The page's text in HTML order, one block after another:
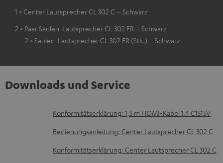
1 × Center Lautsprecher CL 302 C – Schwarz
2 × Paar Säulen-Lautsprecher CL 302 FR – Schwarz
2 × Säulen-Lautsprecher CL 302 FR (Stk.) – Schwarz
Downloads und Service
D
o
Konformitätserklärung: 1,5 m HDMI-Kabel 1.4 C1515V
Bedienungsanleitung: Center Lautsprecher CL 302 C
Konformitätserklärung: Center Lautsprecher CL 302 C